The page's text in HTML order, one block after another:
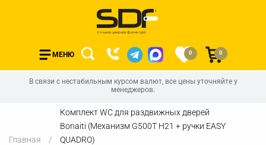
МЕНЮ 0 0
В связи с нестабильным курсом валют, все цены уточняйте у
менеджеров.
Главная
Комплект WC для раздвижных дверей
Bonaiti (Механизм G500T H21 + ручки EASY
QUADRO)